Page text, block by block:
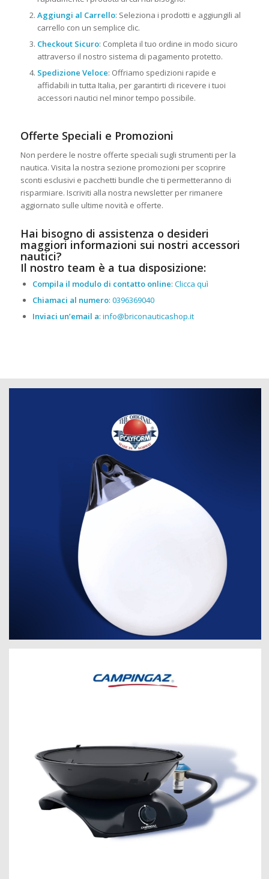
Aggiungi al Carrello: Seleziona i prodotti e aggiungili al
carrello con un semplice clic.
Checkout Sicuro: Completa il tuo ordine in modo sicuro
attraverso il nostro sistema di pagamento protetto.
Spedizione Veloce: Offriamo spedizioni rapide e
affidabili in tutta Italia, per garantirti di ricevere i tuoi
accessori nautici nel minor tempo possibile.
Offerte Speciali e Promozioni
Non perdere le nostre offerte speciali sugli strumenti per la
nautica. Visita la nostra sezione promozioni per scoprire
sconti esclusivi e pacchetti bundle che ti permetteranno di
risparmiare. Iscriviti alla nostra newsletter per rimanere
aggiornato sulle ultime novità e offerte.
Hai bisogno di assistenza o desideri
maggiori informazioni sui nostri accessori
nautici?
Il nostro team è a tua disposizione:
Compila il modulo di contatto online: Clicca quì
Chiamaci al numero: 0396369040
Inviaci un’email a: info@briconauticashop.it